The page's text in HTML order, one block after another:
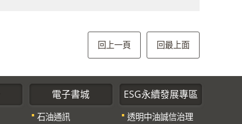
回上一頁 回最上面
電子書城
石油通訊
ESG永續發展專區
透明中油誠信治理